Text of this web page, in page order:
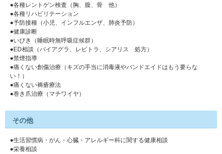
●各種レントゲン検査（胸、腹、骨 他）
●各種リハビリテーション
●予防接種（小児、インフルエンザ、肺炎予防）
●健康診断
●いびき（睡眠時無呼吸症候群）
●ED相談（バイアグラ、レビトラ、シアリス 処方）
●禁煙指導
●痛くない創傷治療（キズの手当に消毒液やバンドエイドはもう要らな
い！）
●痛くない褥瘡療法
●巻き爪治療（マチワイヤ）
その他
●生活習慣病・がん・心臓・アレルギー科に関する健康相談
●栄養相談